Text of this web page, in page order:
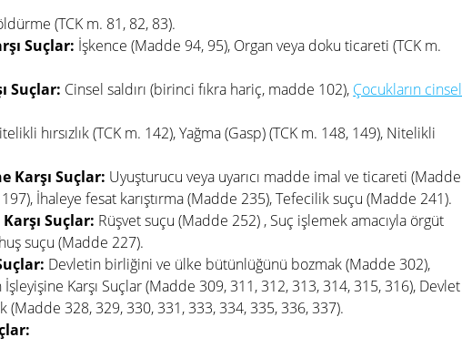
(TCK m. 81, 82, 83).
Suçlar: İşkence (Madde 94, 95), Organ veya doku ticareti (TCK m.
Suçlar: Cinsel saldırı (birinci fıkra hariç, madde 102), Çocukların cinsel
hırsızlık (TCK m. 142), Yağma (Gasp) (TCK m. 148, 149), Nitelikli
Karşı Suçlar: Uyuşturucu veya uyarıcı madde imal ve ticareti (Madde
İhaleye fesat karıştırma (Madde 235), Tefecilik suçu (Madde 241).
Suçlar: Rüşvet suçu (Madde 252) , Suç işlemek amacıyla örgüt
suçu (Madde 227).
Devletin birliğini ve ülke bütünlüğünü bozmak (Madde 302),
Karşı Suçlar (Madde 309, 311, 312, 313, 314, 315, 316), Devlet
(Madde 328, 329, 330, 331, 333, 334, 335, 336, 337).